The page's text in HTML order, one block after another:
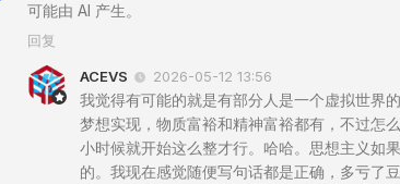
可能由 AI 产生。
回复
ACEVS 2026-05-12 13:56
我觉得有可能的就是有部分人是一个虚拟世界
梦想实现，物质富裕和精神富裕都有，不过怎
小时候就开始这么整才行。哈哈。思想主义如
的。我现在感觉随便写句话都是正确，多亏了豆